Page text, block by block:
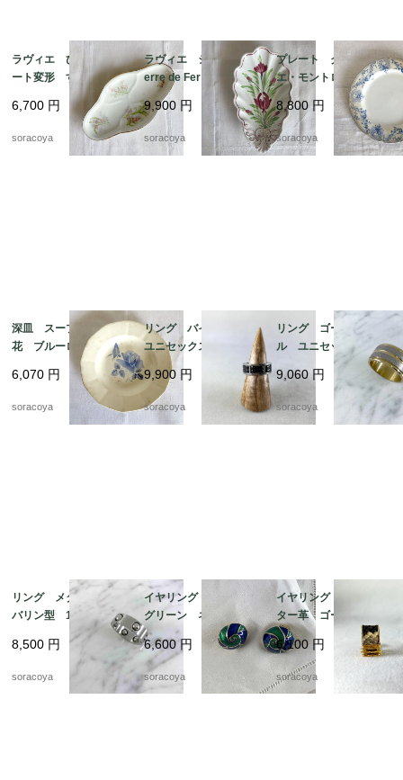
ラヴィエ ひし形プレ
ート変形 すずらん
前菜オードブル プチ
ガトー おやつ 19tw
6,700 円
soracoya
ラヴィエ シェル型 T
erre de Fer トゥール
ドフェール ペクソン
ヌ窯 19twm36-2
9,900 円
soracoya
プレート クレイユ・
エ・モントロー 平皿 蔦
レリーフ デザート
19twm84-1
8,800円
soracoya
深皿 スープ皿 青
花 ブルーローズ ス
テンシル柄 ディゴワ
ン サルグミンヌ 19t
6,070 円
soracoya
リング バイカラー
ユニセックス メン
ズ 20号 スカーフリ
ングとしても 12aceh
20-5
9,900 円
soracoya
リング ゴールドメタ
ル ユニセックス メ
ンズ 24号 スカーフ
リングとしても 12ac
cm13-2
9,060 円
soracoya
リング メタル タン
バリン型 18号 ファ
ッションリング スカ
ーフリングにも 12acc
8,500 円
soracoya
イヤリング 丸渦巻
グリーン ネイビー
エナメル加工 19ach8
6,600円
soracoya
イヤリング アリゲー
ター革 ゴールドカラ
ー スクウェア型 19
ach8-4
6,100 円
soracoya